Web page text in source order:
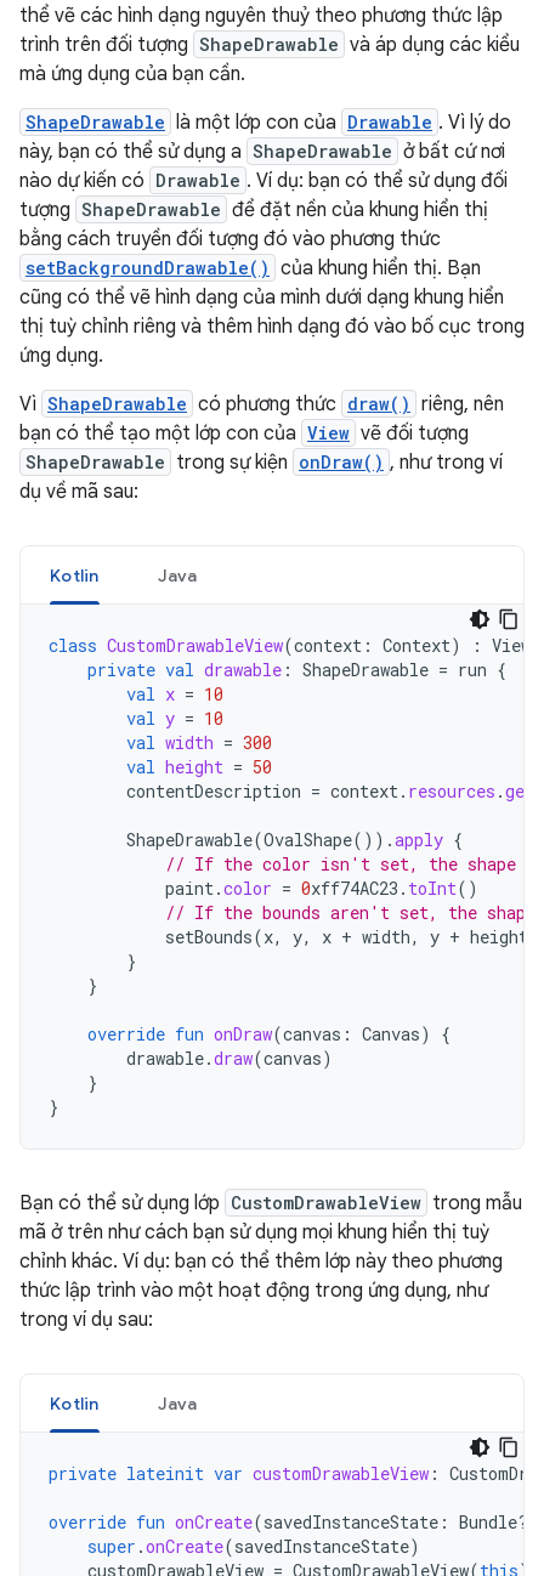
thể vẽ các hình dạng nguyên thuỷ theo phương thức lập
trình trên đối tượng ShapeDrawable và áp dụng các kiểu
mà ứng dụng của bạn cần.
ShapeDrawable là một lớp con của Drawable . Vì lý do
này, bạn có thể sử dụng a ShapeDrawable ở bất cứ nơi
nào dự kiến có Drawable . Ví dụ: bạn có thể sử dụng đối
tượng ShapeDrawable để đặt nền của khung hiển thị
bằng cách truyền đối tượng đó vào phương thức
setBackgroundDrawable() của khung hiển thị. Bạn
cũng có thể vẽ hình dạng của mình dưới dạng khung hiển
thị tuỳ chỉnh riêng và thêm hình dạng đó vào bố cục trong
ứng dụng.
Vì ShapeDrawable có phương thức draw() riêng, nên
bạn có thể tạo một lớp con của View vẽ đối tượng
ShapeDrawable trong sự kiện onDraw() , như trong ví
dụ về mã sau:
Kotlin Java
class CustomDrawableView(context : Context) : View
private val drawable : ShapeDrawable = run {
val x = 10
val y = 10
val width = 300
val height = 50
contentDescription = context. resources .
ShapeDrawable(OvalShape()).apply {
// If the color isn't set, the shape
paint.color = 0xff74AC23 . toInt()
// If the bounds aren't set, the shape
setBounds(x, y, x + width, y + height
}
}
override fun onDraw(canvas : Canvas)
{
drawable.draw(canvas)
}
}
Bạn có thể sử dụng lớp CustomDrawableView trong mẫu
mã ở trên như cách bạn sử dụng mọi khung hiển thị tuỳ
chỉnh khác. Ví dụ: bạn có thể thêm lớp này theo phương
thức lập trình vào một hoạt động trong ứng dụng, như
trong ví dụ sau:
Kotlin Java
private lateinit var customDrawableView :
override fun onCreate(savedInstanceState : Bundle?)
super .onCreate(savedInstanceState)
customDrawableView = CustomDrawableView(this)